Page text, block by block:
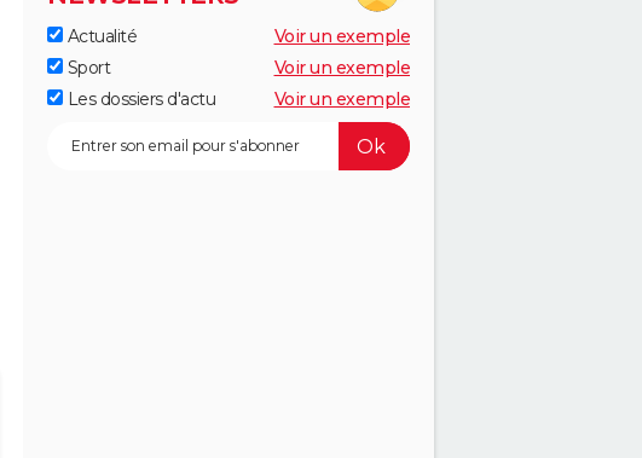
Actualité
Voir un exemple
Sport
Voir un exemple
Les dossiers d'actu
Voir un exemple